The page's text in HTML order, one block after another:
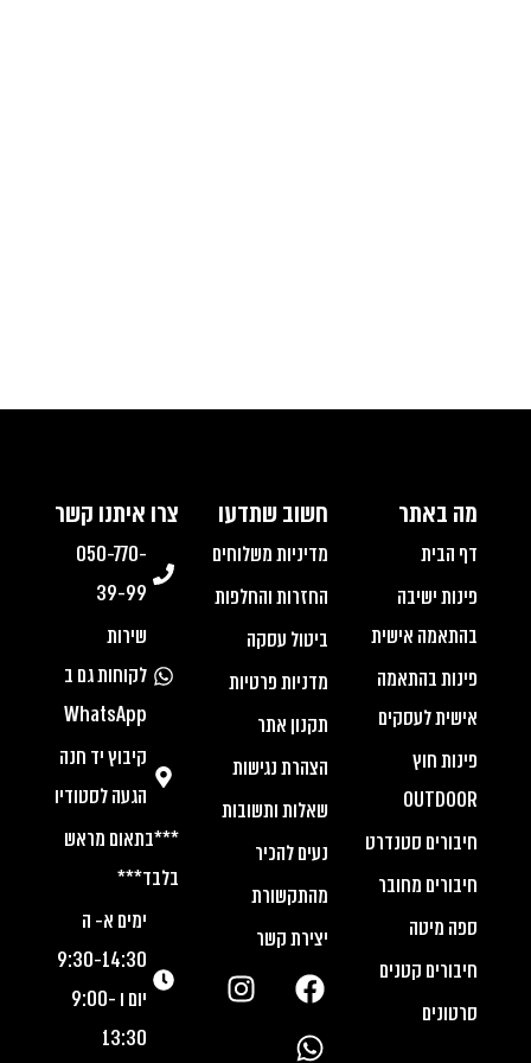
מה באתר
דף הבית
פינות ישיבה
בהתאמה אישית
פינות בהתאמה
אישית לעסקים
פינות חוץ
OUTDOOR
חיבורים סטנדרט
חיבורים מחובר
ספה מיטה
חיבורים קטנים
סרטונים
חשוב שתדעו
מדיניות משלוחים
החזרות והחלפות
ביטול עסקה
מדניות פרטיות
תקנון אתר
הצהרת נגישות
שאלות ותשובות
נעים להכיר
מהתקשורת
יצירת קשר
צרו איתנו קשר
050-770-
39-99
שירות
לקוחות גם ב
WhatsApp
קיבוץ יד חנה
הגעה לסטודיו
***בתאום מראש
בלבד***
ימים א- ה
9:30-14:30
יום ו 9:00-
13:30